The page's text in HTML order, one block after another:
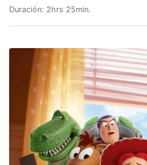
Duración: 2hrs 25min.